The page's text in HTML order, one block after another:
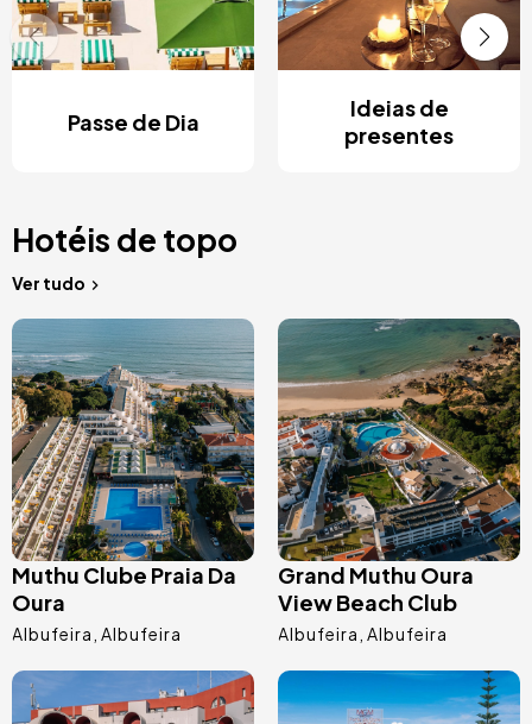
Passe de Dia
Ideias de
presentes
Hotéis de topo
Ver tudo
Imagem
Muthu Clube Praia Da
Oura
Albufeira Albufeira
Imagem
Grand Muthu Oura
View Beach Club
Albufeira Albufeira
Imagem Imagem